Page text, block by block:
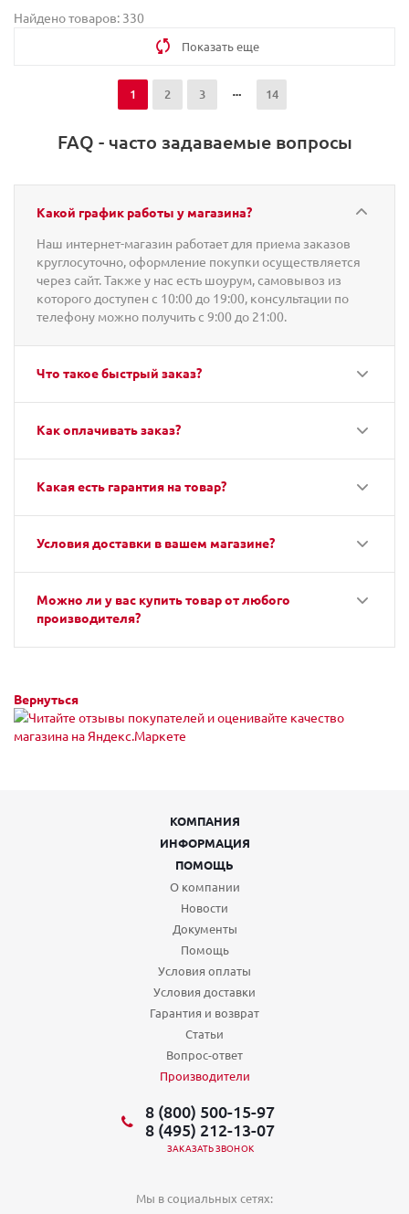
Найдено товаров: 330
Показать еще
1 2 3 14
FAQ - часто задаваемые вопросы
Какой график работы у магазина?
Наш интернет-магазин работает для приема заказов
круглосуточно, оформление покупки осуществляется
через сайт. Также у нас есть шоурум, самовывоз из
которого доступен с 10:00 до 19:00, консультации по
телефону можно получить с 9:00 до 21:00.
Что такое быстрый заказ?
Как оплачивать заказ?
Какая есть гарантия на товар?
Условия доставки в вашем магазине?
Можно ли у вас купить товар от любого
производителя?
Вернуться
КОМПАНИЯ
ИНФОРМАЦИЯ
ПОМОЩЬ
О компании
Новости
Документы
Помощь
Условия оплаты
Условия доставки
Гарантия и возврат
Статьи
Вопрос-ответ
Производители
8 (800) 500-15-97
8 (495) 212-13-07
ЗАКАЗАТЬ ЗВОНОК
Мы в социальных сетях: